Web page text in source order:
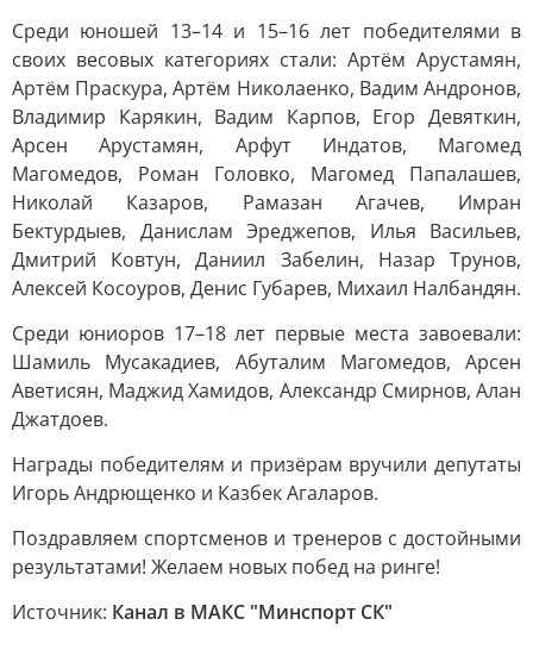
Среди юношей 13–14 и 15–16 лет победителями в
своих весовых категориях стали: Артём Арустамян,
Артём Праскура, Артём Николаенко, Вадим Андронов,
Владимир Карякин, Вадим Карпов, Егор Девяткин,
Арсен Арустамян, Арфут Индатов, Магомед
Магомедов, Роман Головко, Магомед Папалашев,
Николай Казаров, Рамазан Агачев, Имран
Бектурдыев, Данислам Эреджепов, Илья Васильев,
Дмитрий Ковтун, Даниил Забелин, Назар Трунов,
Алексей Косоуров, Денис Губарев, Михаил Налбандян.
Среди юниоров 17–18 лет первые места завоевали:
Шамиль Мусакадиев, Абуталим Магомедов, Арсен
Аветисян, Маджид Хамидов, Александр Смирнов, Алан
Джатдоев.
Награды победителям и призёрам вручили депутаты
Игорь Андрющенко и Казбек Агаларов.
Поздравляем спортсменов и тренеров с достойными
результатами! Желаем новых побед на ринге!
Источник: Канал в МАКС "Минспорт СК"